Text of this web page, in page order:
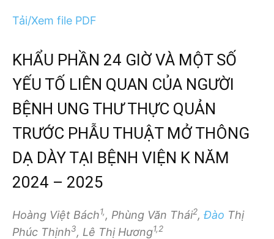
Tải/Xem file PDF
KHẨU PHẦN 24 GIỜ VÀ MỘT SỐ
YẾU TỐ LIÊN QUAN CỦA NGƯỜI
BỆNH UNG THƯ THỰC QUẢN
TRƯỚC PHẪU THUẬT MỞ THÔNG
DẠ DÀY TẠI BỆNH VIỆN K NĂM
2024 – 2025
Hoàng Việt Bách1,, Phùng Văn Thái2, Đào Thị
Phúc Thịnh3, Lê Thị Hương1,2